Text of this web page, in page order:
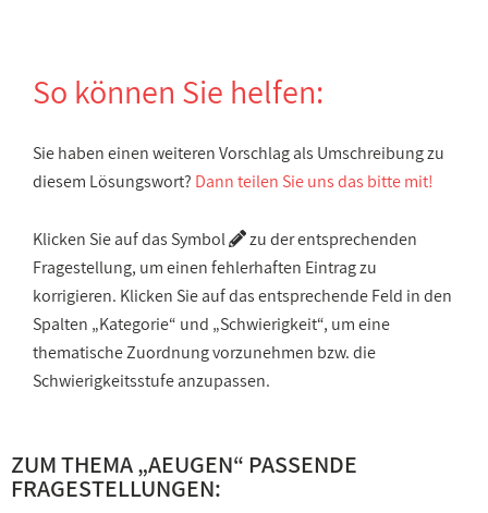
So können Sie helfen:
Sie haben einen weiteren Vorschlag als Umschreibung zu
diesem Lösungswort? Dann teilen Sie uns das bitte mit!
Klicken Sie auf das Symbol
zu der entsprechenden
Fragestellung, um einen fehlerhaften Eintrag zu
korrigieren. Klicken Sie auf das entsprechende Feld in den
Spalten „Kategorie“ und „Schwierigkeit“, um eine
thematische Zuordnung vorzunehmen bzw. die
Schwierigkeitsstufe anzupassen.
ZUM THEMA „AEUGEN“ PASSENDE
FRAGESTELLUNGEN: